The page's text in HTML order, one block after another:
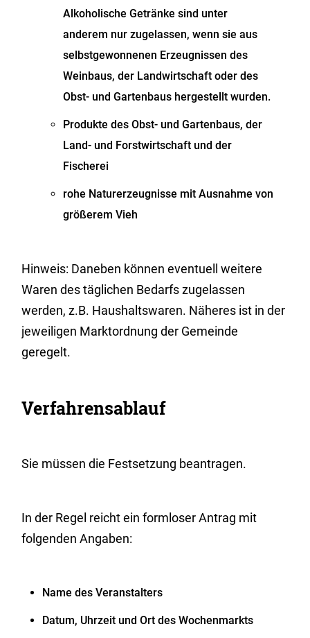
Alkoholische Getränke sind unter
anderem nur zugelassen, wenn sie aus
selbstgewonnenen Erzeugnissen des
Weinbaus, der Landwirtschaft oder des
Obst- und Gartenbaus hergestellt wurden.
Produkte des Obst- und Gartenbaus, der
Land- und Forstwirtschaft und der
Fischerei
rohe Naturerzeugnisse mit Ausnahme von
größerem Vieh
Hinweis: Daneben können eventuell weitere
Waren des täglichen Bedarfs zugelassen
werden,z.B. Haushaltswaren. Näheres ist in der
jeweiligen Marktordnung der Gemeinde
geregelt.
Verfahrensablauf
Sie müssen die Festsetzung beantragen.
In der Regel reicht ein formloser Antrag mit
folgenden Angaben:
Name des Veranstalters
Datum, Uhrzeit und Ort des Wochenmarkts